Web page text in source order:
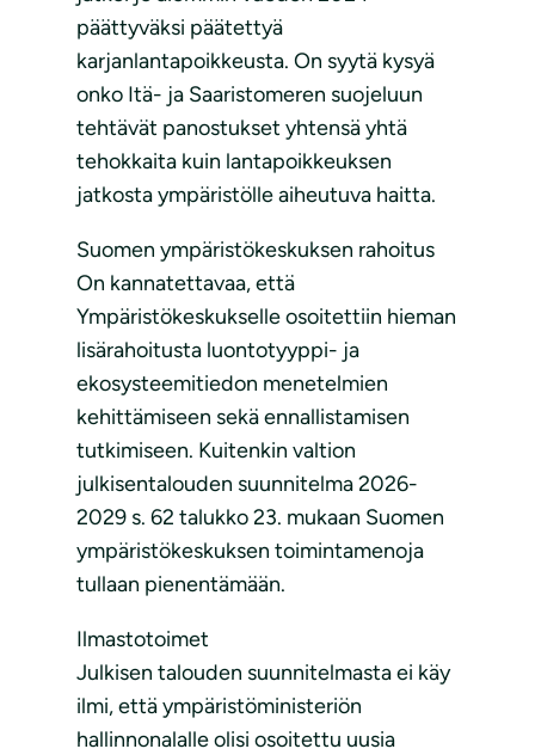
päättyväksi päätettyä
karjanlantapoikkeusta. On syytä kysyä
onko Itä- ja Saaristomeren suojeluun
tehtävät panostukset yhtensä yhtä
tehokkaita kuin lantapoikkeuksen
jatkosta ympäristölle aiheutuva haitta.
Suomen ympäristökeskuksen rahoitus
On kannatettavaa, että
Ympäristökeskukselle osoitettiin hieman
lisärahoitusta luontotyyppi- ja
ekosysteemitiedon menetelmien
kehittämiseen sekä ennallistamisen
tutkimiseen. Kuitenkin valtion
julkisentalouden suunnitelma 2026-
2029 s. 62 talukko 23. mukaan Suomen
ympäristökeskuksen toimintamenoja
tullaan pienentämään.
Ilmastotoimet
Julkisen talouden suunnitelmasta ei käy
ilmi, että ympäristöministeriön
hallinnonalalle olisi osoitettu uusia